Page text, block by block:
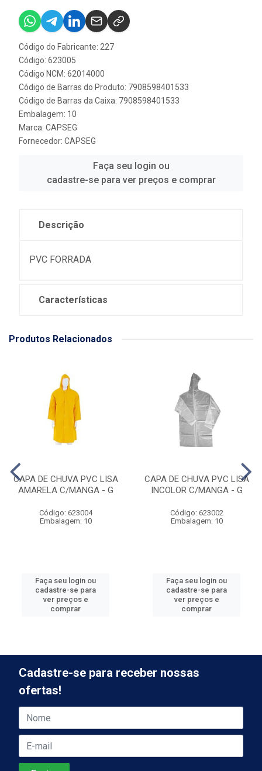
Código do Fabricante: 227
Código: 623005
Código NCM: 62014000
Código de Barras do Produto: 7908598401533
Código de Barras da Caixa: 7908598401533
Embalagem: 10
Marca: CAPSEG
Fornecedor: CAPSEG
Faça seu login ou
cadastre-se para ver preços e comprar
Descrição
PVC FORRADA
Características
Produtos Relacionados
CAPA DE CHUVA PVC LISA
AMARELA C/MANGA - G
Código: 623004
Embalagem: 10
Faça seu login ou
cadastre-se para
ver preços e
comprar
CAPA DE CHUVA PVC LISA
INCOLOR C/MANGA - G
Código: 623002
Embalagem: 10
Faça seu login ou
cadastre-se para
ver preços e
comprar
Cadastre-se para receber nossas
ofertas!